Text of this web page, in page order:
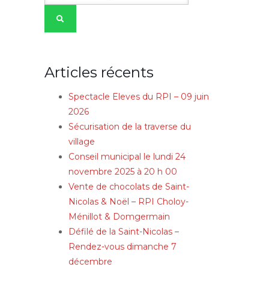
Articles récents
Spectacle Eleves du RPI – 09 juin
2026
Sécurisation de la traverse du
village
Conseil municipal le lundi 24
novembre 2025 à 20 h 00
Vente de chocolats de Saint-
Nicolas & Noël – RPI Choloy-
Ménillot & Domgermain
Défilé de la Saint-Nicolas –
Rendez-vous dimanche 7
décembre